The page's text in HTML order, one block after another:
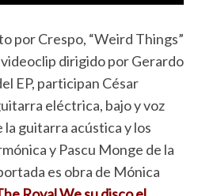
por Crespo, “Weird Things”
dirigido por Gerardo
EP, participan César
eléctrica, bajo y voz
la guitarra acústica y los
y Pascu Monge de la
es obra de Mónica